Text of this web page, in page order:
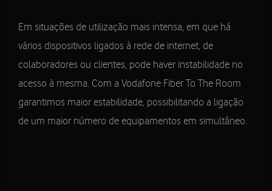
Em situações de utilização mais intensa, em que há
vários dispositivos ligados à rede de internet, de
colaboradores ou clientes, pode haver instabilidade no
acesso à mesma. Com a Vodafone Fiber To The Room
garantimos maior estabilidade, possibilitando a ligação
de um maior número de equipamentos em simultâneo.